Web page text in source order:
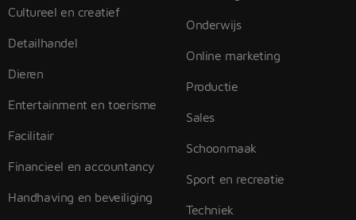
Cultureel en creatief
Detailhandel
Dieren
Entertainment en toerisme
Facilitair
Financieel en accountancy
Handhaving en beveiliging
Onderwijs
Online marketing
Productie
Sales
Schoonmaak
Sport en recreatie
Techniek